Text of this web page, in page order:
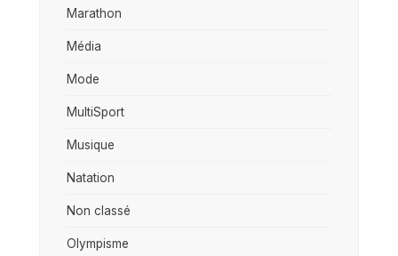
Marathon
Média
Mode
MultiSport
Musique
Natation
Non classé
Olympisme